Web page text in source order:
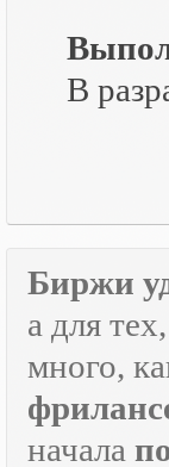
В
Биржи
а для
много,
начала